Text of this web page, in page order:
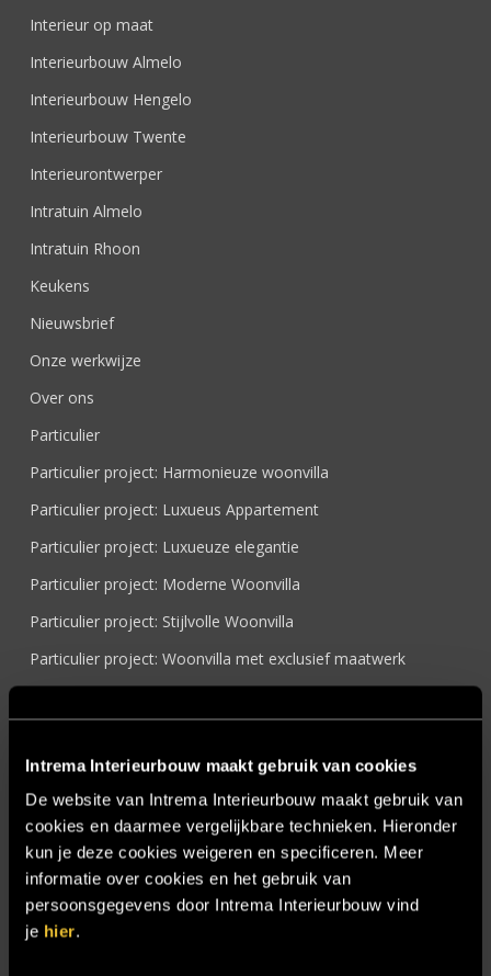
Intrema Interieurbouw maakt gebruik van cookies
De website van Intrema Interieurbouw maakt gebruik van
cookies en daarmee vergelijkbare technieken. Hieronder
kun je deze cookies weigeren en specificeren. Meer
informatie over cookies en het gebruik van
persoonsgegevens door Intrema Interieurbouw vind
je hier.
Interieur op maat
Interieurbouw Almelo
Interieurbouw Hengelo
Interieurbouw Twente
Interieurontwerper
Intratuin Almelo
Intratuin Rhoon
Keukens
Nieuwsbrief
Onze werkwijze
Over ons
Particulier
Particulier project: Harmonieuze woonvilla
Particulier project: Luxueus Appartement
Particulier project: Luxueuze elegantie
Particulier project: Moderne Woonvilla
Particulier project: Stijlvolle Woonvilla
Particulier project: Woonvilla met exclusief maatwerk
Samenwerken
Sensire
Showroom
SIDN
Trebbe MiddenWest